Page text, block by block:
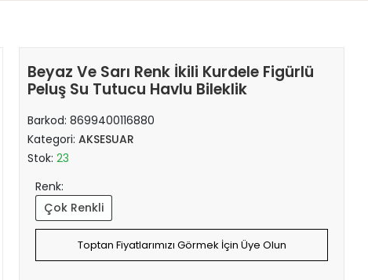
Beyaz Ve Sarı Renk İkili Kurdele Figürlü
Peluş Su Tutucu Havlu Bileklik
Barkod:8699400116880
Kategori:AKSESUAR
Stok:23
Renk:
Çok Renkli
Toptan Fiyatlarımızı Görmek İçin Üye Olun